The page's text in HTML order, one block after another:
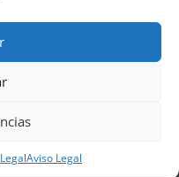
Aviso Legal